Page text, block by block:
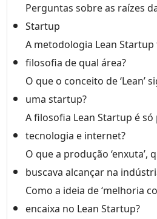
Perguntas sobre as raízes
Startup
A metodologia Lean Startup
filosofia de qual área?
O que o conceito de ‘Lean’
uma startup?
A filosofia Lean Startup é
tecnologia e internet?
O que a produção ‘enxuta’,
buscava alcançar na
Como a ideia de ‘melhoria
encaixa no Lean Startup?